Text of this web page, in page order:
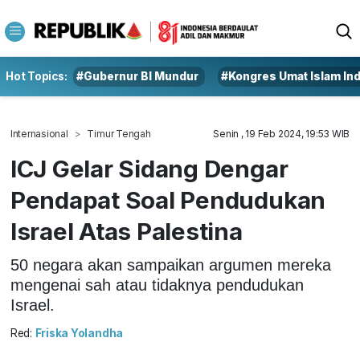
Hot Topics: #Gubernur BI Mundur #Kongres Umat Islam
Internasional Timur Tengah Senin , 19 Feb 2024, 19:53 WIB
ICJ Gelar Sidang Dengar
Pendapat Soal Pendudukan
Israel Atas Palestina
50 negara akan sampaikan argumen mereka
mengenai sah atau tidaknya pendudukan
Israel.
Red: Friska Yolandha